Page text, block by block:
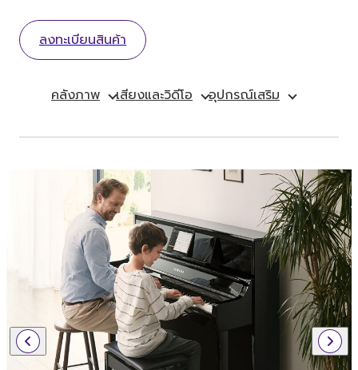
ลงทะเบียนสินค้า
คลังภาพ เสียงและวิดีโอ อุปกรณ์เสริม